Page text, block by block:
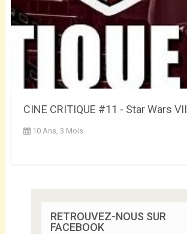
CINE CRITIQUE #11 - Star Wars VII
10 Ans, 3 Mois
RETROUVEZ-NOUS SUR
FACEBOOK